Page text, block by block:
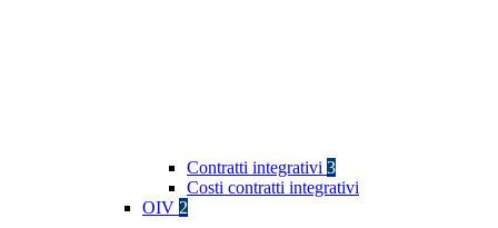
Contratti integrativi 3
Costi contratti integrativi
OIV 2